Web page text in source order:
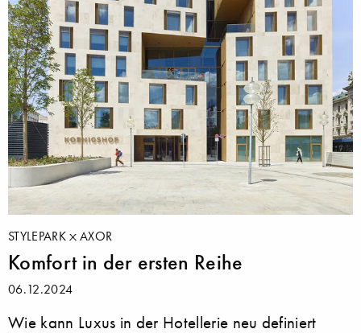
STYLEPARK AXOR
Komfort in der ersten Reihe
06.12.2024
Wie kann Luxus in der Hotellerie neu definiert